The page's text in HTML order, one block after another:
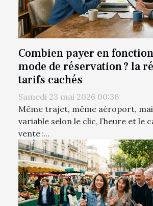
Combien payer en
mode de réservation ? la
tarifs cachés
Samedi 23 mai 2026 00:36
Même trajet, même aéroport,
variable selon le clic, l’heure et le
vente :...